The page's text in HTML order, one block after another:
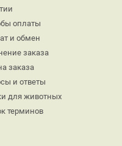
оплаты
и обмен
заказа
заказа
и ответы
для животных
терминов